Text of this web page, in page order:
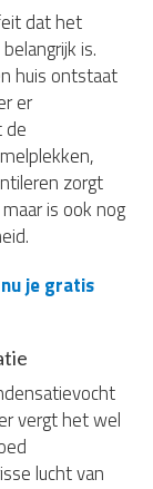
dat het
is.
huis ontstaat
er
de
zorgt
is ook nog
je gratis
vergt het wel
lucht van